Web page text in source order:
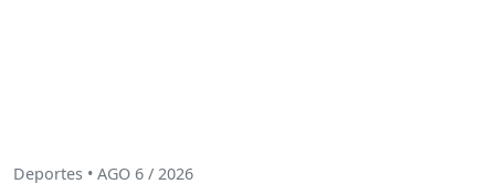
Deportes • AGO 6 / 2026